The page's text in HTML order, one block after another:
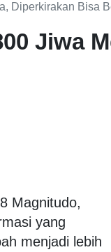
Diperkirakan Bisa
Jiwa
Magnitudo,
yang
menjadi lebih